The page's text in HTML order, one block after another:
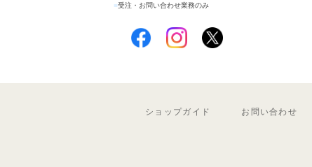
■受注・お問い合わせ業務のみ
ショップガイド お問い合わせ